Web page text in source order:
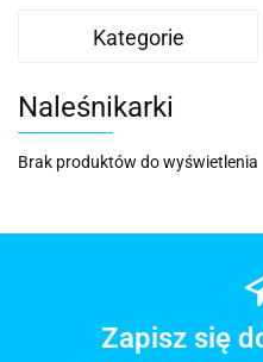
Kategorie
Naleśnikarki
Brak produktów do wyświetlenia
Zapisz się